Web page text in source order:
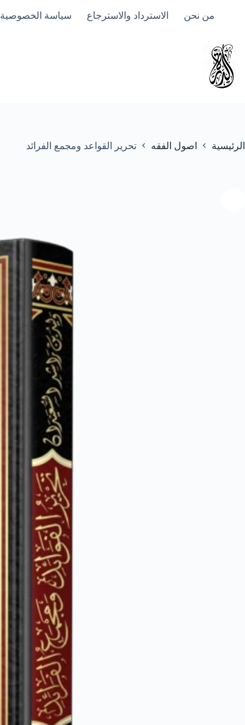
من نحن الاسترداد والاسترجاع سياسة الخصوصية
الرئيسية اصول الفقه تحرير القواعد ومجمع الفرائد